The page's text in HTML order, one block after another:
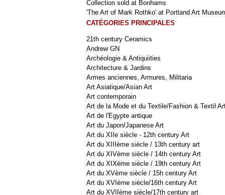
Collection sold at Bonhams
'The Art of Mark Rothko' at Portland Art
CATÉGORIES PRINCIPALES
21th century Ceramics
Andrew GN
Archéologie & Antiquiities
Architecture & Jardins
Armes anciennes, Armures, Militaria
Art Asiatique/Asian Art
Art contemporain
Art de la Mode et du Textile/Fashion & Textil
Art de l'Egypte antique
Art du Japon/Japanese Art
Art du XIIe siècle - 12th century Art
Art du XIIIème siècle / 13th century art
Art du XIVème siècle / 14th century Art
Art du XIXème siècle / 19th century Art
Art du XVème siècle / 15h century Art
Art du XVIème siècle/16th century Art
Art du XVIIème siècle/17th century art